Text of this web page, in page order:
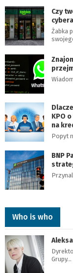
Czy
Żabka
KPO
na
Popyt
BNP
Who is who
Grupy…